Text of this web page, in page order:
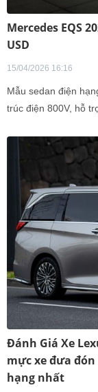
Mercedes EQS
USD
15/04/2026 16:16
Mẫu sedan điện
trúc điện 800V, hỗ
Đánh Giá Xe
mực xe đưa
hạng nhất